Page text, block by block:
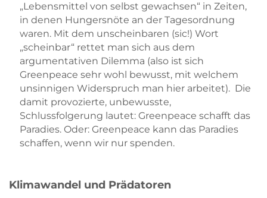
„Lebensmittel von selbst gewachsen“ in Zeiten,
in denen Hungersnöte an der Tagesordnung
waren. Mit dem unscheinbaren (sic!) Wort
„scheinbar“ rettet man sich aus dem
argumentativen Dilemma (also ist sich
Greenpeace sehr wohl bewusst, mit welchem
unsinnigen Widerspruch man hier arbeitet). Die
damit provozierte, unbewusste,
Schlussfolgerung lautet: Greenpeace schafft das
Paradies. Oder: Greenpeace kann das Paradies
schaffen, wenn wir nur spenden.
Klimawandel und Prädatoren